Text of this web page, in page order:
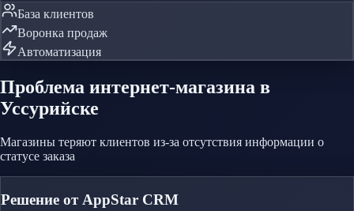
База клиентов
Воронка продаж
Автоматизация
Проблема интернет-магазина в
Уссурийске
Магазины теряют клиентов из-за отсутствия информации о
статусе заказа
Решение от AppStar CRM